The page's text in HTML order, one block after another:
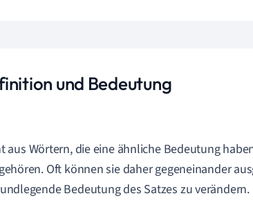
und Bedeutung
aus Wörtern, die eine ähnliche Bedeutung
Oft können sie daher gegeneinander
Bedeutung des Satzes zu verändern.